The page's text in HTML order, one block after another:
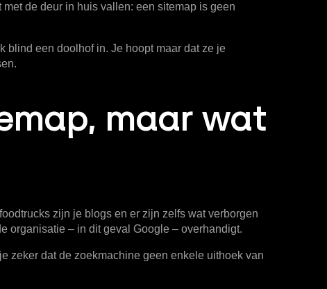
de deur in huis vallen: een sitemap is geen
blind een doolhof in. Je hoopt maar dat ze je
maar wat
zijn je blogs en er zijn zelfs wat verborgen
organisatie – in dit geval Google – overhandigt.
zeker dat de zoekmachine geen enkele uithoek van